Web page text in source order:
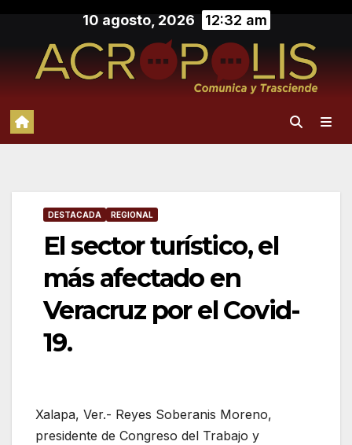
contenido
10 agosto, 2026 12:32 am
DESTACADA REGIONAL
El sector turístico, el
más afectado en
Veracruz por el Covid-
19.
Xalapa, Ver.- Reyes Soberanis Moreno,
presidente de Congreso del Trabajo y